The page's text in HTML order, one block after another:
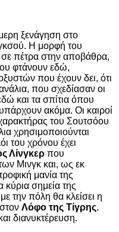
ξενάγηση στο
Η μορφή του
πέτρα στην αποβάθρα,
φτάνουν εδώ,
που έχουν δει, ότι
που σχεδίασαν οι
και τα σπίτια όπου
ακόμα. Οι καιροί
του Σουτσόου
χρησιμοποιούνται
του χρόνου έχει
Λίνγκερ που
Μινγκ και, ως εκ
μανία της
κύρια σημεία της
την πόλη θα κλείσει η
Λόφο της Τίγρης.
διανυκτέρευση.